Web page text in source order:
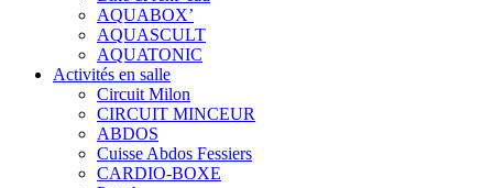
AQUABOX’
AQUASCULT
AQUATONIC
Activités en salle
Circuit Milon
CIRCUIT MINCEUR
ABDOS
Cuisse Abdos Fessiers
CARDIO-BOXE